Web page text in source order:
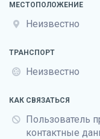
МЕСТОПОЛОЖЕНИЕ
Неизвестно
ТРАНСПОРТ
Неизвестно
КАК СВЯЗАТЬСЯ
Пользователь
контактные